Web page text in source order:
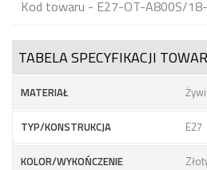
Kod towaru - E27-OT-A800S/
TABELA SPECYFIKACJI
MATERIAŁ
TYP/KONSTRUKCJA E27
KOLOR/WYKOŃCZENIE